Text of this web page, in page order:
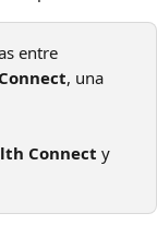
entre
, una
Connect y